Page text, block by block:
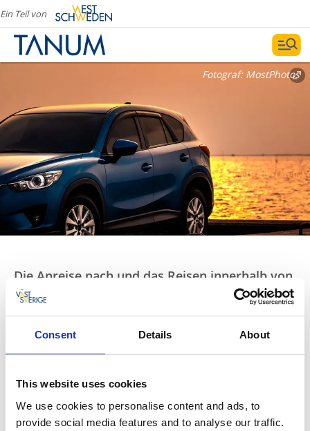
Consent Details About
This website uses cookies
We use cookies to personalise content and ads, to
provide social media features and to analyse our traffic.
Ein Teil von
Fotograf: MostPhotos
Die Anreise nach und das Reisen innerhalb von
Tanum ist bequem mit dem Auto möglich!
Einen Großteil des Jahres ist das Parken in
Tanum völlig kostenlos, aber im Sommer
Beachten Sie die Beschilderung für die jeweiligen
Detaillierte Informationen zum Parken sowie eine